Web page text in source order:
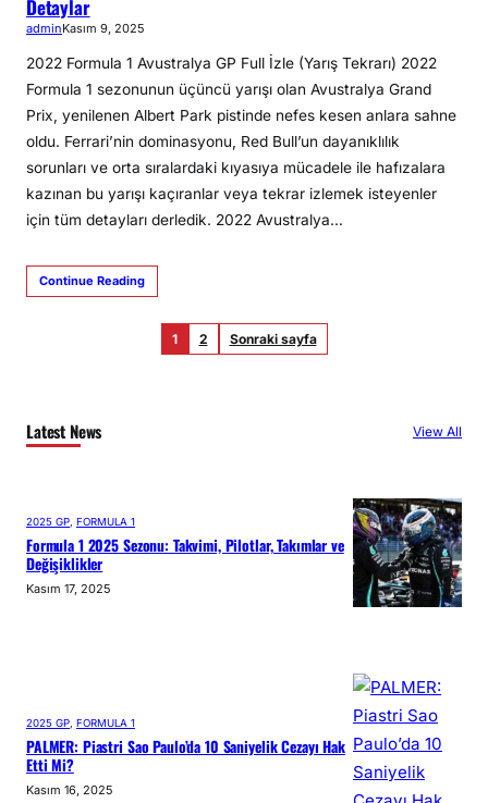
Detaylar
adminKasım 9, 2025
2022 Formula 1 Avustralya GP Full İzle (Yarış Tekrarı) 2022
Formula 1 sezonunun üçüncü yarışı olan Avustralya Grand
Prix, yenilenen Albert Park pistinde nefes kesen anlara sahne
oldu. Ferrari’nin dominasyonu, Red Bull’un dayanıklılık
sorunları ve orta sıralardaki kıyasıya mücadele ile hafızalara
kazınan bu yarışı kaçıranlar veya tekrar izlemek isteyenler
için tüm detayları derledik. 2022 Avustralya…
Continue Reading
1 2 Sonraki sayfa
Latest News View All
2025 GP, FORMULA 1
Formula 1 2025 Sezonu: Takvimi, Pilotlar, Takımlar ve
Değişiklikler
Kasım 17, 2025
2025 GP FORMULA 1
PALMER: Piastri Sao Paulo’da 10 Saniyelik Cezayı Hak
Etti Mi?
Kasım 16, 2025